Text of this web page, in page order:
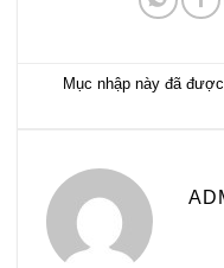
Mục nhập này đã